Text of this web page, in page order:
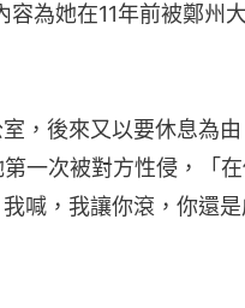
為她在11年前被鄭州
，後來又以要休息為
一次被對方性侵，「在
喊，我讓你滾，你還